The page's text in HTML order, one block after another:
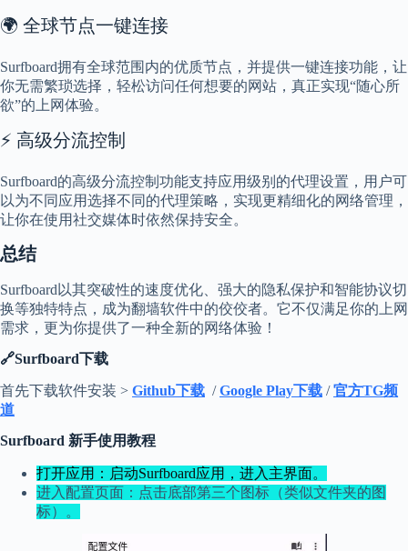
🌍 全球节点一键连接
Surfboard拥有全球范围内的优质节点，并提供一键连接功能，让
你无需繁琐选择，轻松访问任何想要的网站，真正实现“随心所
欲”的上网体验。
⚡ 高级分流控制
Surfboard的高级分流控制功能支持应用级别的代理设置，用户可
以为不同应用选择不同的代理策略，实现更精细化的网络管理，
让你在使用社交媒体时依然保持安全。
总结
Surfboard以其突破性的速度优化、强大的隐私保护和智能协议切
换等独特特点，成为翻墙软件中的佼佼者。它不仅满足你的上网
需求，更为你提供了一种全新的网络体验！
🔗Surfboard下载
首先下载软件安装 > Github下载 /Google Play下载 /官方TG频
道
Surfboard 新手使用教程
打开应用：启动Surfboard应用，进入主界面。
进入配置页面：点击底部第三个图标（类似文件夹的图
标）。